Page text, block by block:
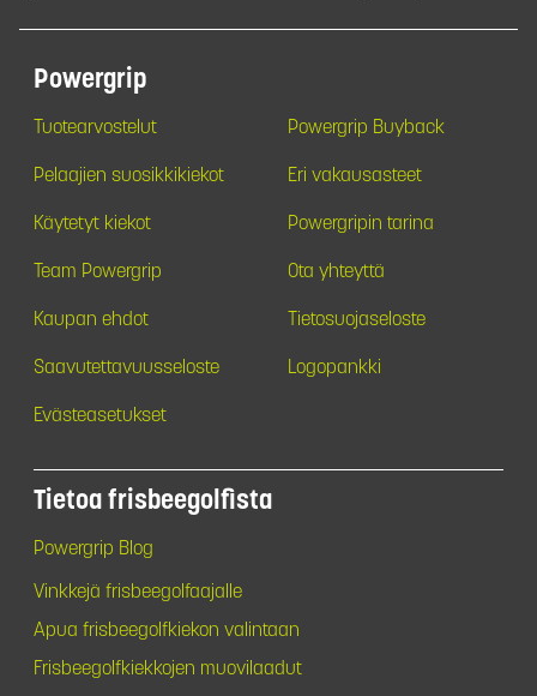
Powergrip
Tuotearvostelut Powergrip Buyback
Pelaajien suosikkikiekot Eri vakausasteet
Käytetyt kiekot Powergripin tarina
Team Powergrip Ota yhteyttä
Kaupan ehdot Tietosuojaseloste
Saavutettavuusseloste Logopankki
Evästeasetukset
Tietoa frisbeegolfista
Powergrip Blog
Vinkkejä frisbeegolfaajalle
Apua frisbeegolfkiekon valintaan
Frisbeegolfkiekkojen muovilaadut